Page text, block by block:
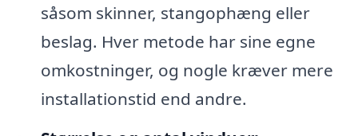
såsom skinner, stangophæng eller
beslag. Hver metode har sine egne
omkostninger, og nogle kræver mere
installationstid end andre.